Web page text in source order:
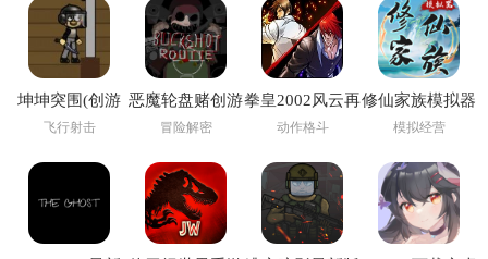
坤坤突围(创游
世界)
飞行射击
恶魔轮盘赌创游
版(创游世界)
冒险解密
拳皇2002风云再
起
动作格斗
修仙家族模拟器
6.2
模拟经营